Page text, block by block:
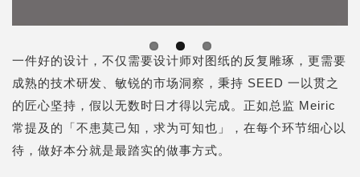
一件好的设计，不仅需要设计师对图纸的反复雕琢，更需要
成熟的技术研发、敏锐的市场洞察，秉持 SEED 一以贯之
的匠心坚持，假以无数时日才得以完成。 正如总监 Meiric
常提及的「不患莫己知，求为可知也」，在每个环节细心以
待，做好本分就是最踏实的做事方式。